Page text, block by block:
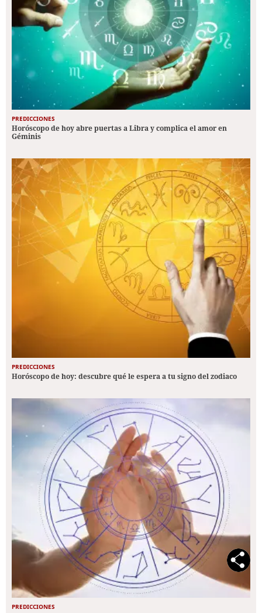
PREDICCIONES
Horóscopo de hoy abre puertas a Libra y complica el amor en
Géminis
PREDICCIONES
Horóscopo de hoy: descubre qué le espera a tu signo del zodiaco
PREDICCIONES